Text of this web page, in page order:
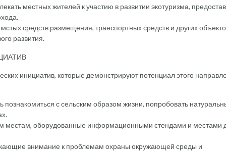
местных жителей к участию в развитии экотуризма,
средств размещения, транспортных средств и других
развития.
инициатив, которые демонстрируют потенциал этого
с сельским образом жизни, попробовать
местам, оборудованные информационными стендами и местами
внимание к проблемам охраны окружающей среды и